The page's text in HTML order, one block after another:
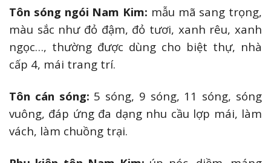
Tôn sóng ngói Nam Kim: mẫu mã sang trọng,
màu sắc như đỏ đậm, đỏ tươi, xanh rêu, xanh
ngọc…, thường được dùng cho biệt thự, nhà
cấp 4, mái trang trí.
Tôn cán sóng: 5 sóng, 9 sóng, 11 sóng, sóng
vuông, đáp ứng đa dạng nhu cầu lợp mái, làm
vách, làm chuồng trại.